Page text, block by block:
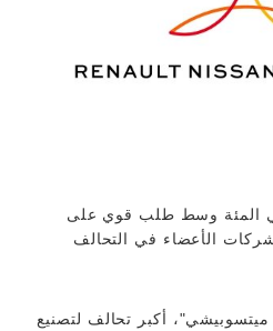
ترتفع بنسبة 5.1 في المئة وسط طلب قوي على
الأعضاء في التحالف
أكبر تحالف لتصنيع